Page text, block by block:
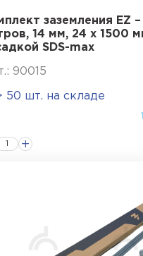
заземления EZ
14 мм, 24 х 1500
SDS-max
90015
50 шт. на складе